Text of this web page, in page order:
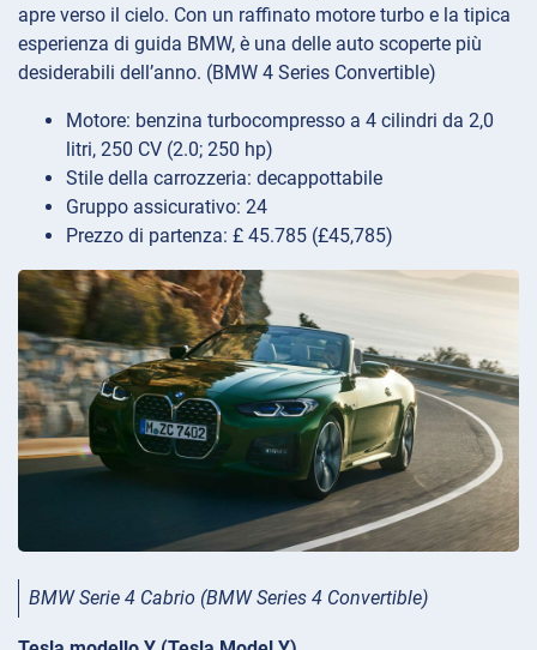
apre verso il cielo. Con un raffinato motore turbo e la tipica
esperienza di guida BMW, è una delle auto scoperte più
desiderabili dell’anno. (BMW 4 Series Convertible)
Motore: benzina turbocompresso a 4 cilindri da 2,0
litri, 250 CV (2.0; 250 hp)
Stile della carrozzeria: decappottabile
Gruppo assicurativo: 24
Prezzo di partenza: £ 45.785 (£45,785)
BMW Serie 4 Cabrio (BMW Series 4 Convertible)